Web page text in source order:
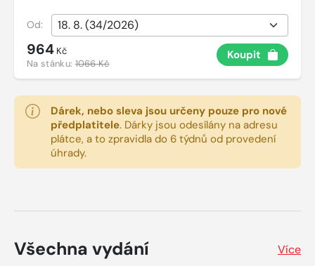
Od:
964 Kč
Na stánku:1066 Kč
Koupit
Dárek, nebo sleva jsou určeny pouze pro nové
předplatitele. Dárky jsou odesílány na adresu
plátce, a to zpravidla do 6 týdnů od provedení
úhrady.
Všechna vydání Více